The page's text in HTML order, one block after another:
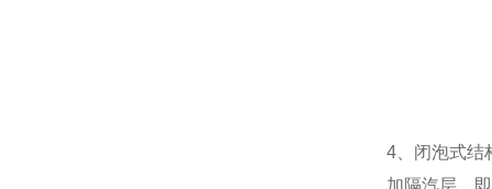
4、闭泡式结
加隔汽层。